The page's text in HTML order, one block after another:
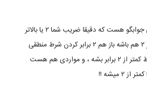
ولی این روش تا رمانی جوابگو هست که دقیقا ضریب شما ۲ یا بالاتر
باشه ، حتی اگر بالاتر از ۲ هم باشه باز هم ۲ برابر کردن شرط منطقی
نیست ، باید مقدار شرط کمتر از ۲ برابر بشه ، و مواردی هم هست
میشه !!